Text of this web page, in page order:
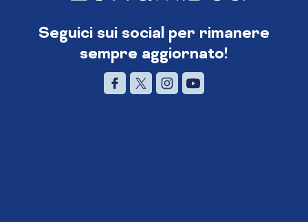
Seguici sui social per rimanere
sempre aggiornato!